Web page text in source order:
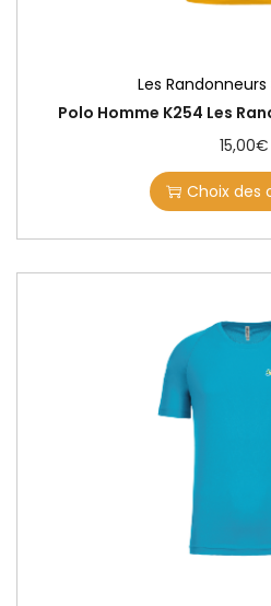
Les
Polo Homme K254 Les
15,00€
Choix des